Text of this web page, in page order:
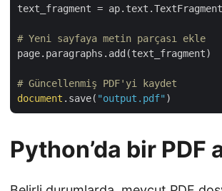
text_fragment =
# Yeni sayfaya metin parçası ekle
page.paragraphs.add(text_fragment)
# Güncellenmiş PDF'yi kaydet
document .save( "output.pdf"
Python’da bir PDF